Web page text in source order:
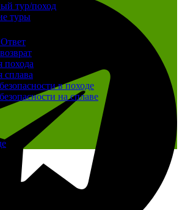
тур/поход
туры
похода
сплава
в походе
на сплаве